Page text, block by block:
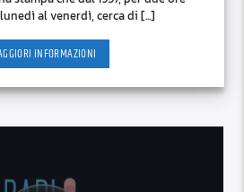
al venerdì, cerca di [...]
INFORMAZIONI